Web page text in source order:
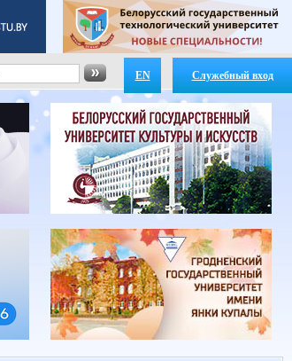
EN Служебный вход